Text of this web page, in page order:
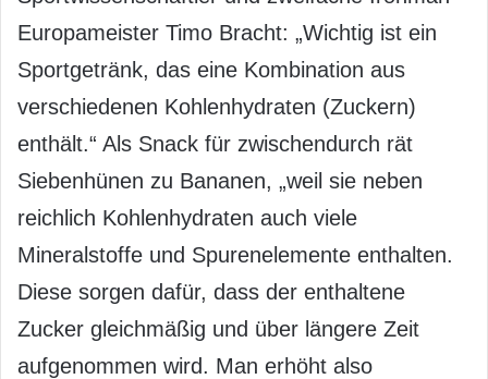
Europameister Timo Bracht: „Wichtig ist ein
Sportgetränk, das eine Kombination aus
verschiedenen Kohlenhydraten (Zuckern)
enthält.“ Als Snack für zwischendurch rät
Siebenhünen zu Bananen, „weil sie neben
reichlich Kohlenhydraten auch viele
Mineralstoffe und Spurenelemente enthalten.
Diese sorgen dafür, dass der enthaltene
Zucker gleichmäßig und über längere Zeit
aufgenommen wird. Man erhöht also